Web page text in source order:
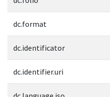
dc.format
dc.identificator
dc.identifier.uri